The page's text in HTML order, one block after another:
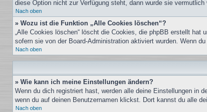
diese Option nicht zur Verfügung steht, dann wurde sie
Nach oben
» Wozu ist die Funktion „Alle Cookies löschen“?
„Alle Cookies löschen“ löscht die Cookies, die phpBB erstellt hat
sofern sie von der Board-Administration aktiviert wurden. Wenn
Nach oben
» Wie kann ich meine Einstellungen ändern?
Wenn du dich registriert hast, werden alle deine Einstellungen in
wenn du auf deinen Benutzernamen klickst. Dort kannst du alle
Nach oben